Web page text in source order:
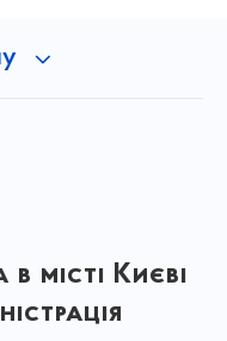
місті Києві